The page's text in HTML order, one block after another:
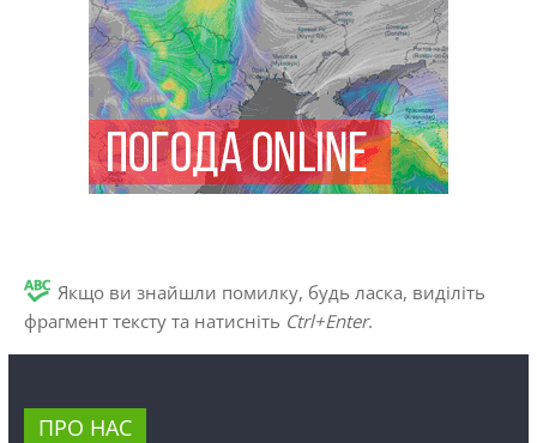
Якщо ви знайшли помилку, будь ласка, виділіть
фрагмент тексту та натисніть Ctrl+Enter.
ПРО НАС